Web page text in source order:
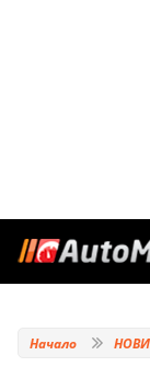
Начало